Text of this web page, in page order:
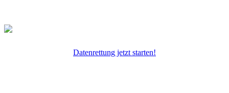
Datenrettung jetzt starten!